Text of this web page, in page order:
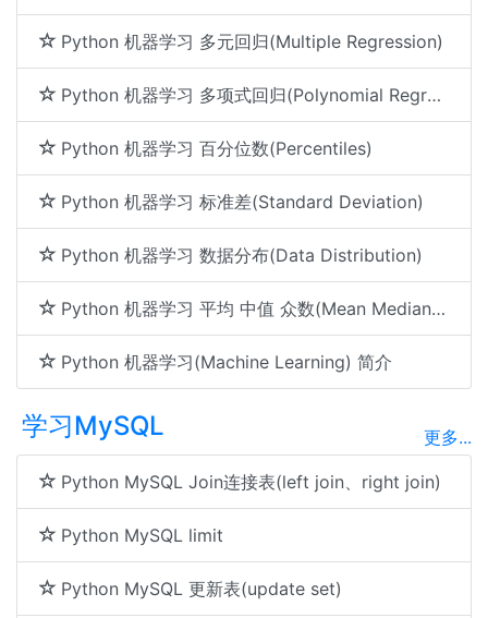
Python 机器学习 多元回归(Multiple Regression)
Python 机器学习 多项式回归(Polynomial Regression)
Python 机器学习 百分位数(Percentiles)
Python 机器学习 标准差(Standard Deviation)
Python 机器学习 数据分布(Data Distribution)
Python 机器学习 平均 中值 众数(Mean Median Mode)
Python 机器学习(Machine Learning) 简介
学习MySQL 更多...
Python MySQL Join连接表(left join、right join)
Python MySQL limit
Python MySQL 更新表(update set)